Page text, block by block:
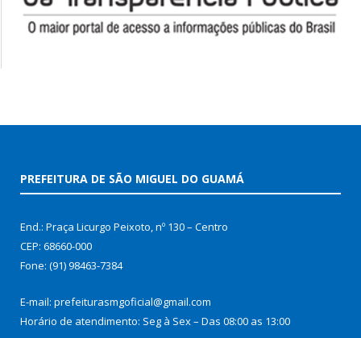
PREFEITURA DE SÃO MIGUEL DO GUAMÁ
End.: Praça Licurgo Peixoto, nº 130 – Centro
CEP: 68660-000
Fone: (91) 98463-7384
E-mail: prefeiturasmgoficial@gmail.com
Horário de atendimento: Seg à Sex – Das 08:00 as 13:00